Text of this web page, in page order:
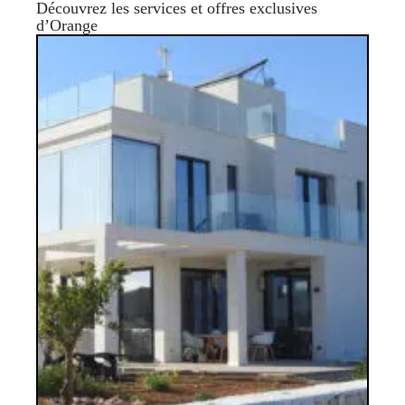
Découvrez les services et offres exclusives
d’Orange